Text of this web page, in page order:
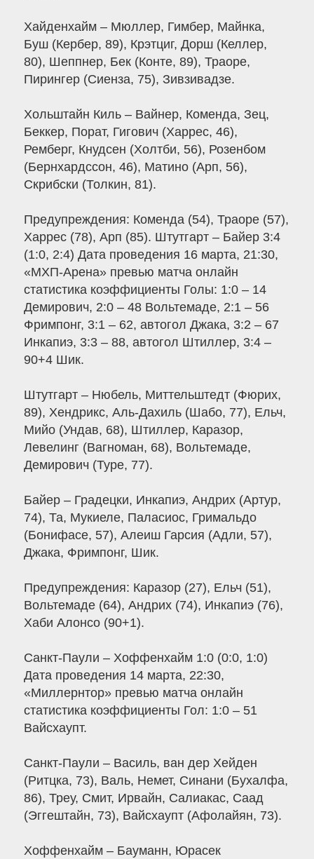
Хайденхайм – Мюллер, Гимбер, Майнка,
Буш (Кербер, 89), Крэтциг, Дорш (Келлер,
80), Шеппнер, Бек (Конте, 89), Траоре,
Пирингер (Сиенза, 75), Зивзивадзе.
Хольштайн Киль – Вайнер, Коменда, Зец,
Беккер, Порат, Гигович (Харрес, 46),
Ремберг, Кнудсен (Холтби, 56), Розенбом
(Бернхардссон, 46), Матино (Арп, 56),
Скрибски (Толкин, 81).
Предупреждения: Коменда (54), Траоре (57),
Харрес (78), Арп (85). Штутгарт – Байер 3:4
(1:0, 2:4) Дата проведения 16 марта, 21:30,
«МХП-Арена» превью матча онлайн
статистика коэффициенты Голы: 1:0 – 14
Демирович, 2:0 – 48 Вольтемаде, 2:1 – 56
Фримпонг, 3:1 – 62, автогол Джака, 3:2 – 67
Инкапиэ, 3:3 – 88, автогол Штиллер, 3:4 –
90+4 Шик.
Штутгарт – Нюбель, Миттельштедт (Фюрих,
89), Хендрикс, Аль-Дахиль (Шабо, 77), Ельч,
Мийо (Ундав, 68), Штиллер, Каразор,
Левелинг (Вагноман, 68), Вольтемаде,
Демирович (Туре, 77).
Байер – Градецки, Инкапиэ, Андрих (Артур,
74), Та, Мукиеле, Паласиос, Гримальдо
(Бонифасе, 57), Алеиш Гарсия (Адли, 57),
Джака, Фримпонг, Шик.
Предупреждения: Каразор (27), Ельч (51),
Вольтемаде (64), Андрих (74), Инкапиэ (76),
Хаби Алонсо (90+1).
Санкт-Паули – Хоффенхайм 1:0 (0:0, 1:0)
Дата проведения 14 марта, 22:30,
«Миллернтор» превью матча онлайн
статистика коэффициенты Гол: 1:0 – 51
Вайсхаупт.
Санкт-Паули – Василь, ван дер Хейден
(Ритцка, 73), Валь, Немет, Синани (Бухалфа,
86), Треу, Смит, Ирвайн, Салиакас, Саад
(Эггештайн, 73), Вайсхаупт (Афолайян, 73).
Хоффенхайм – Бауманн, Юрасек